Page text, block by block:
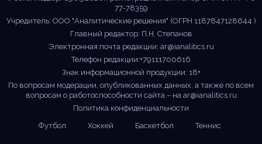
77-78359
Учредитель: ООО "Аналитические решения" (ОГРН 1187847128644 )
Главный редактор: П.Н. Степанов
Электронная почта редакции: ar@ianalitics.ru
Телефон редакции:+79111700616
Знак информационной продукции: 18+
По вопросам модерации, опубликованных данных, а также по всем
вопросам о работоспособности сайта – на ar@ianalitics.ru
Политика конфиденциальности
Футбол
Хоккей Баскетбол Теннис